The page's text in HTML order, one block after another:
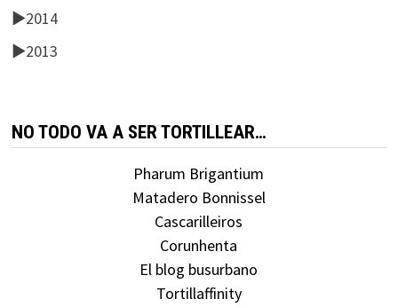
►2014
►2013
NO TODO VA A SER TORTILLEAR…
Pharum Brigantium
Matadero Bonnissel
Cascarilleiros
Corunhenta
El blog busurbano
Tortillaffinity